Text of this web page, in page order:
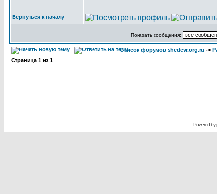
Вернуться к началу
Показать сообщения:
Список форумов shedevr.org.ru ->
Страница 1 из 1
Powered by